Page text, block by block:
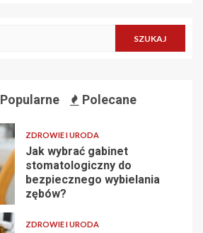
Popularne Polecane
ZDROWIE I URODA
Jak wybrać gabinet
stomatologiczny do
bezpiecznego wybielania
zębów?
ZDROWIE I URODA